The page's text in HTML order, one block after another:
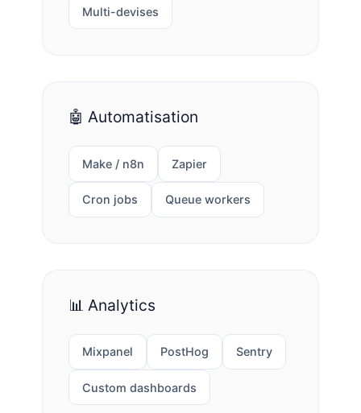
Multi-devises
🤖 Automatisation
Make / n8n Zapier
Cron jobs Queue workers
📊 Analytics
Mixpanel PostHog Sentry
Custom dashboards